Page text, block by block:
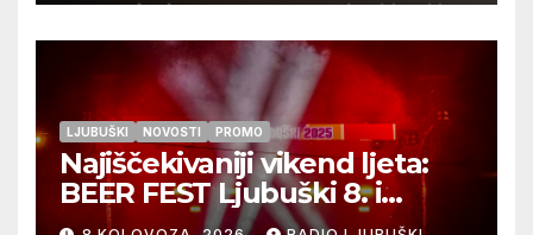
LJUBUŠKI NOVOSTI PROMO
Najiščekivaniji vikend ljeta:
BEER FEST Ljubuški 8. i
9.kolovoza